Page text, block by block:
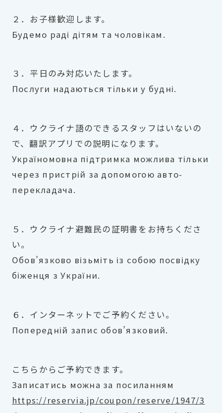
２．お子様歓迎します。
Будемо раді дітям та чоловікам.
３．平日のみ対応いたします。
Послуги надаються тільки у будні.
４．ウクライナ語のできるスタッフはいないの
で、翻訳アプリでの説明になります。
Україномовна підтримка можлива тільки
через пристрій за допомогою авто-
перекладача.
５．ウクライナ避難民の証明書をお持ちくださ
い。
Обов’язково візьміть із собою посвідку
біженця з України.
６．インターネットでご予約ください。
Попередній запис обов’язковий.
こちらからご予約できます。
Записатись можна за посиланням
https://reservia.jp/coupon/reserve/1947/3